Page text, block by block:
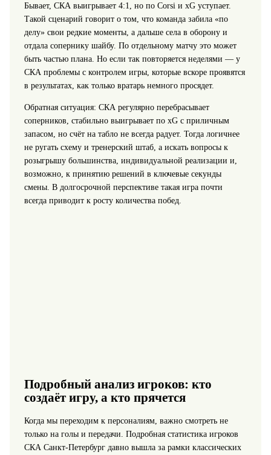
Бывает, СКА выигрывает 4:1, но по Corsi и xG уступает.
Такой сценарий говорит о том, что команда забила «по
делу» свои редкие моменты, а дальше села в оборону и
отдала сопернику шайбу. По отдельному матчу это может
быть частью плана. Но если так повторяется неделями — у
СКА проблемы с контролем игры, которые вскоре проявятся
в результатах, как только вратарь немного просядет.
Обратная ситуация: СКА регулярно перебрасывает
соперников, стабильно выигрывает по xG с приличным
запасом, но счёт на табло не всегда радует. Тогда логичнее
не ругать схему и тренерский штаб, а искать вопросы к
розыгрышу большинства, индивидуальной реализации и,
возможно, к принятию решений в ключевые секунды
смены. В долгосрочной перспективе такая игра почти
всегда приводит к росту количества побед.
Подробный анализ игроков: кто
создаёт игру, а кто прячется
Когда мы переходим к персоналиям, важно смотреть не
только на голы и передачи. Подробная статистика игроков
СКА Санкт-Петербург давно вышла за рамки классических